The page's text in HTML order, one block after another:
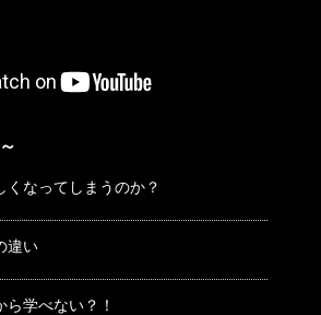
くなってしまうのか？
違い
ら学べない？！